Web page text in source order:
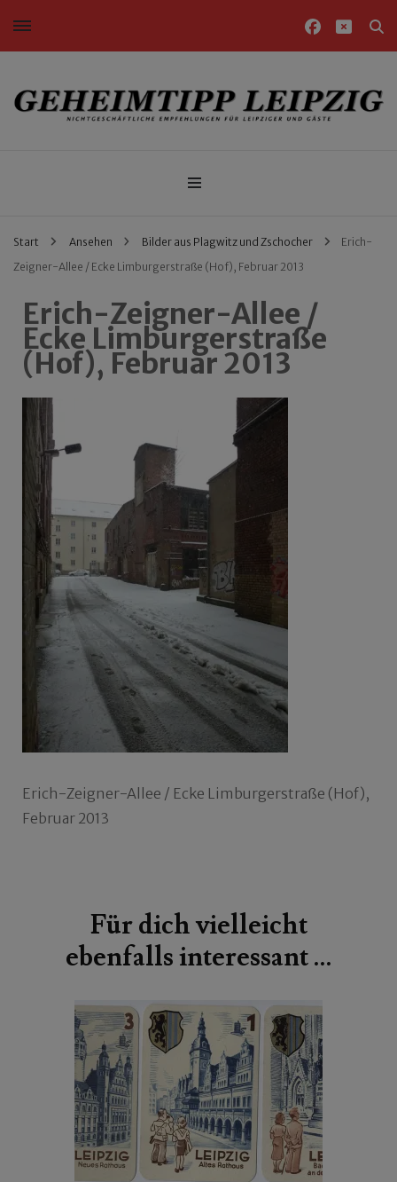
Nichtgeschäftliche Empfehlungen für Leipziger und Gäste
Start Ansehen Bilder aus Plagwitz und Zschocher
Erich-
Zeigner-Allee / Ecke Limburgerstraße (Hof), Februar 2013
Erich-Zeigner-Allee /
Ecke Limburgerstraße
(Hof), Februar 2013
Erich-Zeigner-Allee / Ecke Limburgerstraße (Hof),
Februar 2013
Für dich vielleicht
ebenfalls interessant …